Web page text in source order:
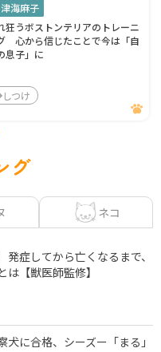
海麻子
狂うボストンテリアのトレーニ
心から信じたことで今は「自
息子」に
しつけ
グ
ネコ
症してから亡くなるまで、
【獣医師監修】
犬に合格、シーズー「まる」